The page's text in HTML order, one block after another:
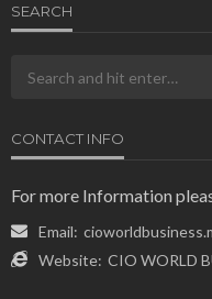
SEARCH
CONTACT INFO
For more Information
Email:
Website: CIO WORLD